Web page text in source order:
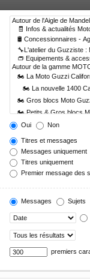
Oui Non
Titres et messages
Messages uniquement
Titres uniquement
Premier message des
Messages Sujets
premiers